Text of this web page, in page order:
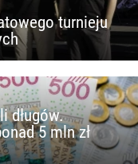
turnieju
długów.
5 mln zł